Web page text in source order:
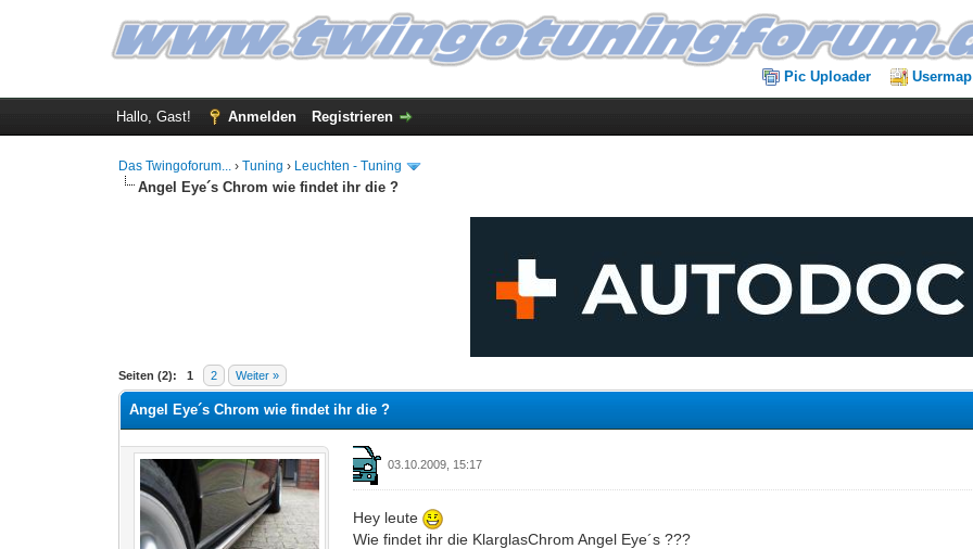
Pic Uploader Usermap
Hallo, Gast! Anmelden Registrieren
Das Twingoforum... ›Tuning › Leuchten - Tuning
Angel Eye´s Chrom wie findet ihr die ?
Seiten (2): 1 2 Weiter »
0 Bewertung(en) - 0 im Durchschnitt
1
2
3
4
5
Angel Eye´s Chrom wie findet ihr die ?
03.10.2009, 15:17
Hey leute
Wie findet ihr die KlarglasChrom Angel Eye´s ???